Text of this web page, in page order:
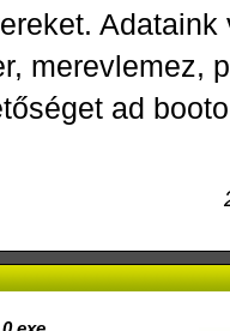
merevlemez,
ad